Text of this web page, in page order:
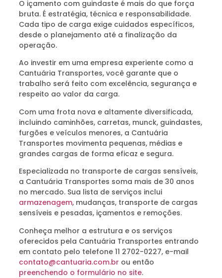
O içamento com guindaste é mais do que força
bruta. É estratégia, técnica e responsabilidade.
Cada tipo de carga exige cuidados específicos,
desde o planejamento até a finalização da
operação.
Ao investir em uma empresa experiente como a
Cantuária Transportes, você garante que o
trabalho será feito com excelência, segurança e
respeito ao valor da carga.
Com uma frota nova e altamente diversificada,
incluindo caminhões, carretas, munck, guindastes,
furgões e veículos menores, a Cantuária
Transportes movimenta pequenas, médias e
grandes cargas de forma eficaz e segura.
Especializada no transporte de cargas sensíveis,
a Cantuária Transportes soma mais de 30 anos
no mercado. Sua lista de serviços inclui
armazenagem, mudanças, transporte de cargas
sensíveis e pesadas, içamentos e remoções.
Conheça melhor a estrutura e os serviços
oferecidos pela Cantuária Transportes entrando
em contato pelo telefone 11 2702-0227, e-mail
contato@cantuaria.com.br ou então
preenchendo o formulário no site.